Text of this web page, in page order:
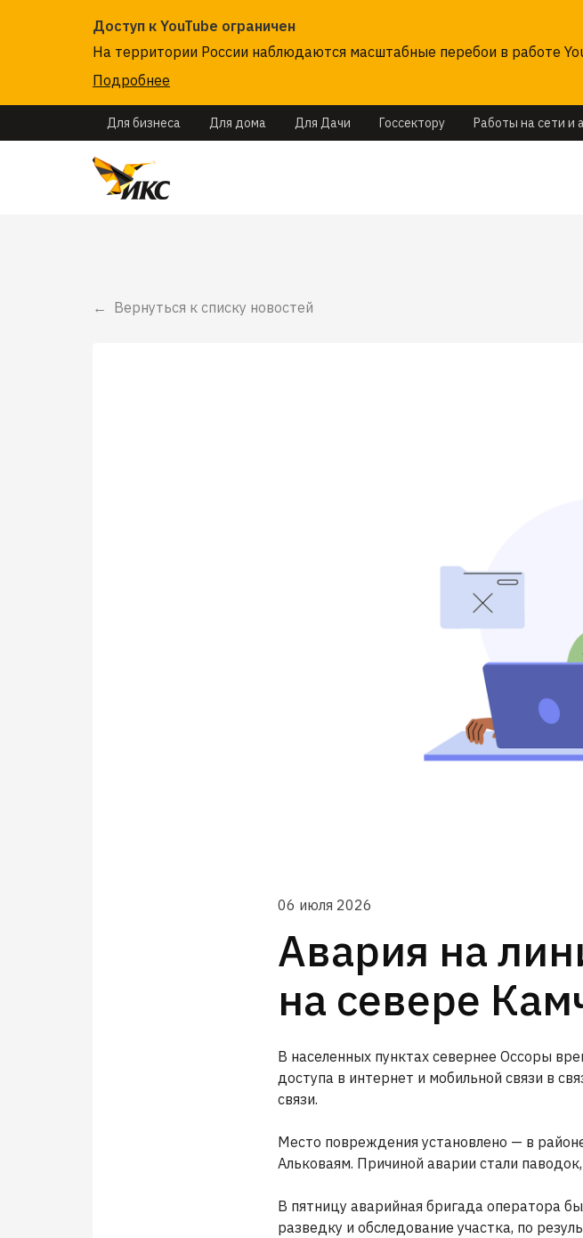
Доступ к YouTube ограничен
На территории России наблюдаются масштабные перебои в работе
Подробнее
Для бизнеса Для дома Для Дачи Госсектору Работы на сети и
Вернуться к списку новостей
06 июля 2026
Авария на
на севере
В населенных пунктах севернее Оссоры
доступа в интернет и мобильной связи в
связи.
Место повреждения установлено — в
Альковаям. Причиной аварии стали
В пятницу аварийная бригада оператора
разведку и обследование участка, по